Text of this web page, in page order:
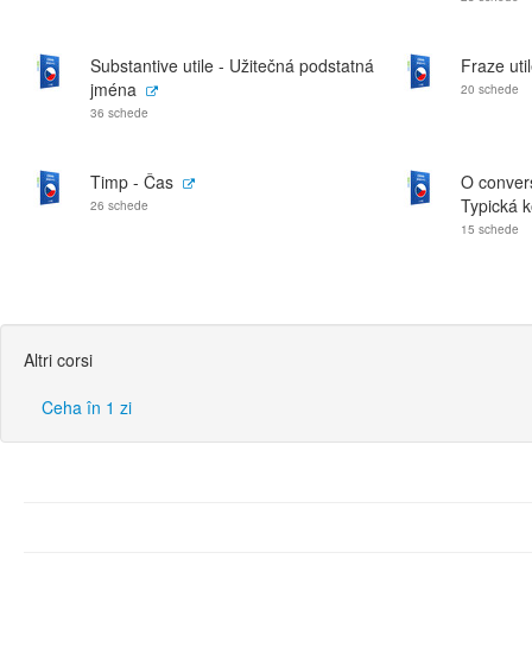
Substantive utile - Užitečná podstatná
jména
36 schede
Fraze
20 schede
Timp - Čas
26 schede
O
Typická
15 schede
Altri corsi
Ceha în 1 zi